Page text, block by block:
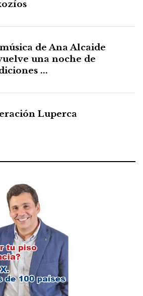
de Ana Alcaide
una noche de
...
Luperca